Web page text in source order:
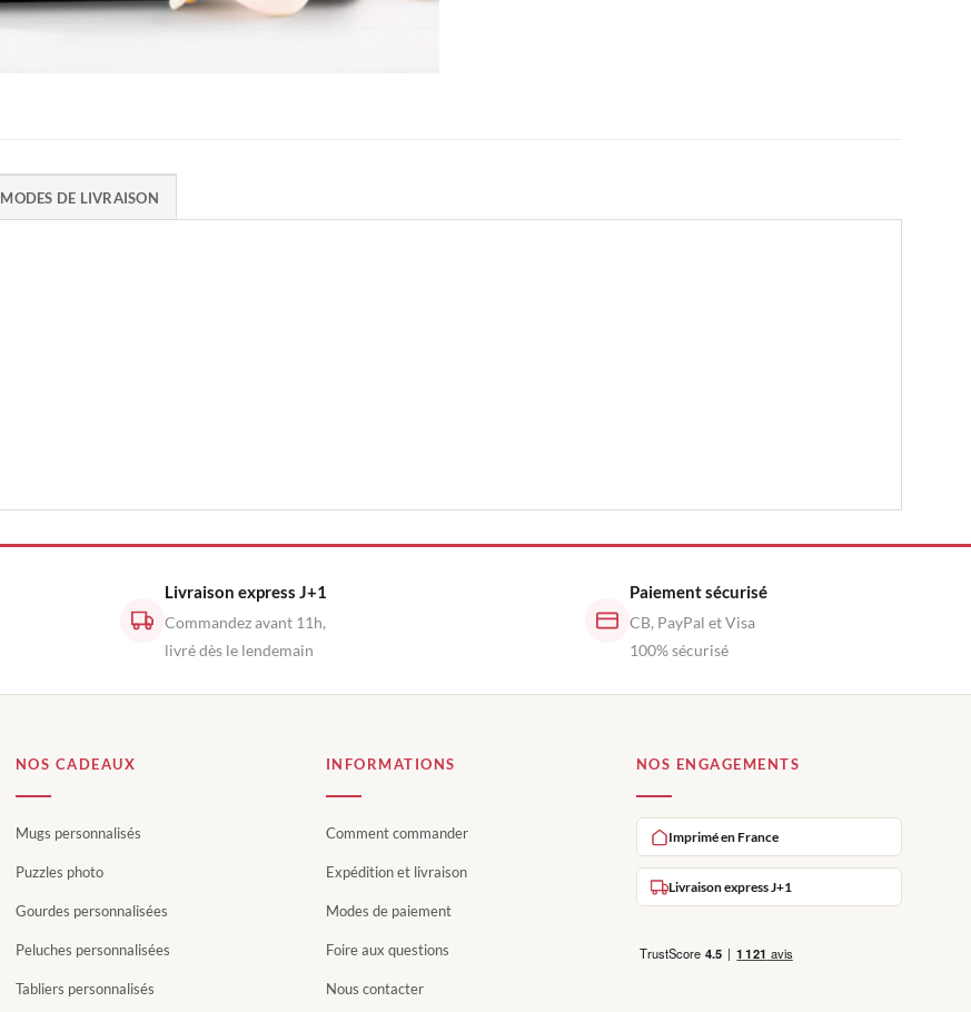
MODES DE LIVRAISON
Livraison express J+1
Commandez avant 11h,
livré dès le lendemain
Paiement sécurisé
CB, PayPal et Visa
100% sécurisé
NOS CADEAUX
Mugs personnalisés
Puzzles photo
Gourdes personnalisées
Peluches personnalisées
Tabliers personnalisés
INFORMATIONS
Comment commander
Expédition et livraison
Modes de paiement
Foire aux questions
Nous contacter
NOS ENGAGEMENTS
Imprimé en France
Livraison express J+1